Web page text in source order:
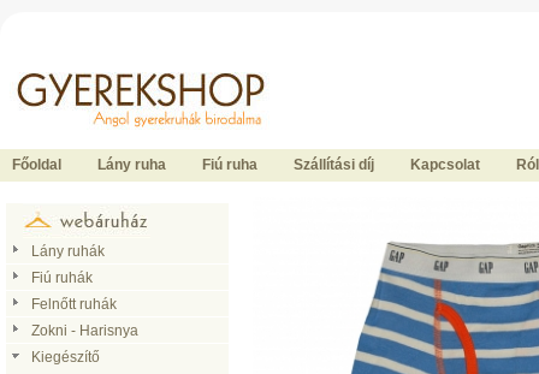
Főoldal Lány ruha Fiú ruha Szállítási díj Kapcsolat
Lány ruhák
Fiú ruhák
Felnőtt ruhák
Zokni - Harisnya
Kiegészítő